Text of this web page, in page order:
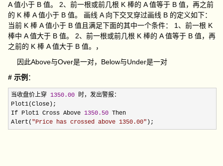
A 值小于 B 值。 2、前一根或前几根 K 棒的 A 值等于 B 值，再之前
的 K 棒 A 值小于 B 值。 画线 A 向下交叉穿过画线 B 的定义如下：
当前 K 棒 A 值小于 B 值且满足下面的其中一个条件： 1、前一根 K
棒中 A 值大于 B 值。 2、前一根或前几根 K 棒的 A 值等于 B 值，再
之前的 K 棒 A 值大于 B 值。，
因此Above与Over是一对，Below与Under是一对
# 示例 ：
当收盘价上穿 1350.00 时，发出警报：
Plot1(Close);
If Plot1 Cross Above 1350.50 Then
Alert( "Price has crossed above 1350.00" );